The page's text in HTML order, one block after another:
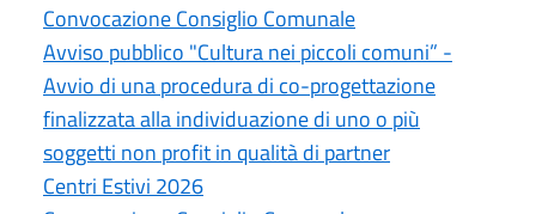
Convocazione Consiglio Comunale
Avviso pubblico "Cultura nei piccoli comuni” -
Avvio di una procedura di co-progettazione
finalizzata alla individuazione di uno o più
soggetti non profit in qualità di partner
Centri Estivi 2026